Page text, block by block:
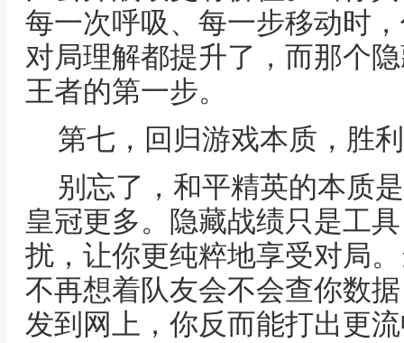
每一次呼吸、每一步移动时
对局理解都提升了，而那个
王者的第一步。
第七，回归游戏本质，胜
别忘了，和平精英的本质
皇冠更多。隐藏战绩只是工
扰，让你更纯粹地享受对局
不再想着队友会不会查你数
发到网上，你反而能打出更